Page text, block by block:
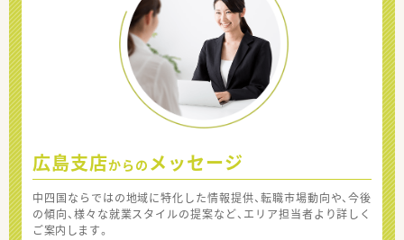
広島支店からの メッセージ
中四国ならではの地域に特化した情報提供、転職市場動向や、今後
の傾向、様々な就業スタイルの提案など、エリア担当者より詳しく
ご案内します。